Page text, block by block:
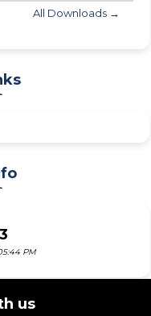
All Downloads →
PM
us